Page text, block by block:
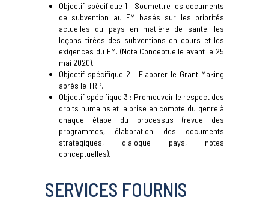
Objectif spécifique 1 : Soumettre les documents
de subvention au FM basés sur les priorités
actuelles du pays en matière de santé, les
leçons tirées des subventions en cours et les
exigences du FM. (Note Conceptuelle avant le 25
mai 2020).
Objectif spécifique 2 : Elaborer le Grant Making
après le TRP.
Objectif spécifique 3 : Promouvoir le respect des
droits humains et la prise en compte du genre à
chaque étape du processus (revue des
programmes, élaboration des documents
stratégiques, dialogue pays, notes
conceptuelles).
SERVICES FOURNIS